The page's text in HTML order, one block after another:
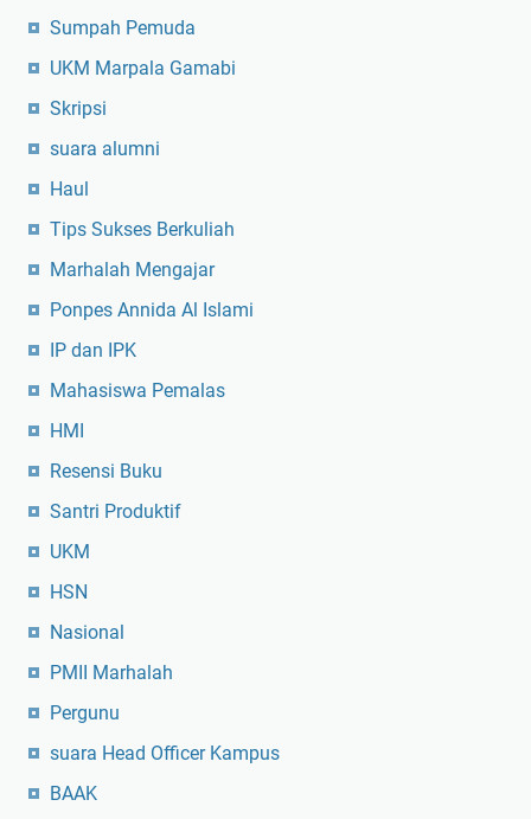
Sumpah Pemuda
UKM Marpala Gamabi
Skripsi
suara alumni
Haul
Tips Sukses Berkuliah
Marhalah Mengajar
Ponpes Annida Al Islami
IP dan IPK
Mahasiswa Pemalas
HMI
Resensi Buku
Santri Produktif
UKM
HSN
Nasional
PMII Marhalah
Pergunu
suara Head Officer Kampus
BAAK